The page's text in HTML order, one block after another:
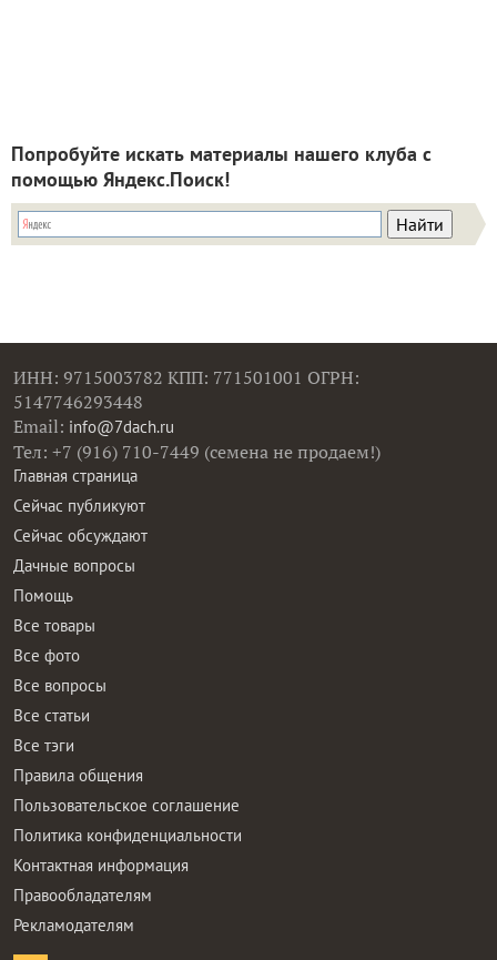
Попробуйте искать материалы нашего клуба с
помощью Яндекс.Поиск!
ИНН: 9715003782 КПП: 771501001 ОГРН:
5147746293448
Email: info@7dach.ru
Тел: +7 (916) 710-7449 (семена не продаем!)
Главная страница
Сейчас публикуют
Сейчас обсуждают
Дачные вопросы
Помощь
Все товары
Все фото
Все вопросы
Все статьи
Все тэги
Правила общения
Пользовательское соглашение
Политика конфиденциальности
Контактная информация
Правообладателям
Рекламодателям